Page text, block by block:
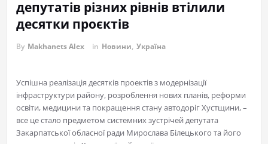
депутатів різних рівнів втілили
десятки проєктів
By Makhanets Alex in Новини, Україна
Успішна реалізація десятків проектів з модернізації
інфраструктури району, розроблення нових планів, реформи
освіти, медицини та покращення стану автодоріг Хустщини, –
все це стало предметом системних зустрічей депутата
Закарпатської обласної ради Мирослава Білецького та його